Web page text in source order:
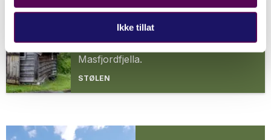
Ikke tillat
Stølen
Stølen visar korleis Bjørn West
soldatane var innkvarterte i
Masfjordfjella.
STØLEN